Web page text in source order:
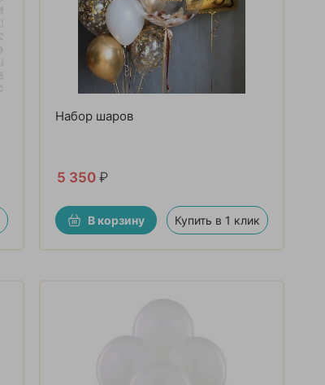
Набор шаров
5 350 ₽
В корзину Купить в 1 клик